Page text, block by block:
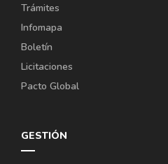
Trámites
Infomapa
Boletín
Licitaciones
Pacto Global
GESTIÓN